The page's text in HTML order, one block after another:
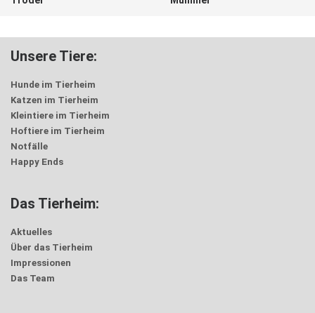
Unsere Tiere:
Hunde im Tierheim
Katzen im Tierheim
Kleintiere im Tierheim
Hoftiere im Tierheim
Notfälle
Happy Ends
Das Tierheim:
Aktuelles
Über das Tierheim
Impressionen
Das Team